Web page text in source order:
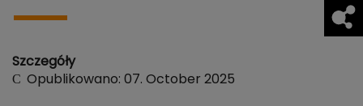
Szczegóły
Opublikowano: 07. October 2025